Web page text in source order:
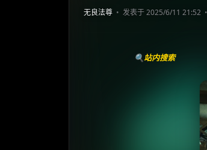
无良法尊 发表于 2025/6/11 21:52
🔍站内搜索